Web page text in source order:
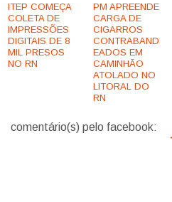
ITEP COMEÇA
COLETA DE
IMPRESSÕES
DIGITAIS DE 8
MIL PRESOS
NO RN
PM APREENDE
CARGA DE
CIGARROS
CONTRABAND
EADOS EM
CAMINHÃO
ATOLADO NO
LITORAL DO
RN
comentário(s) pelo facebook: